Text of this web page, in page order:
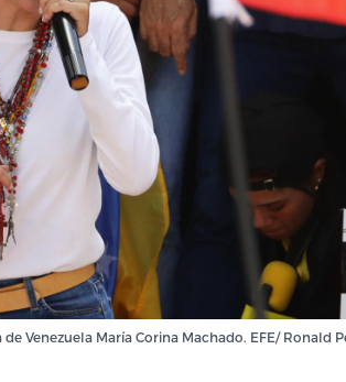
Venezuela María Corina Machado. EFE/ Ronald